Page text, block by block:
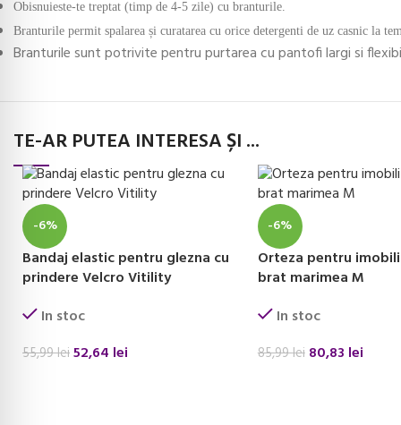
Obisnuieste-te treptat (timp de 4-5 zile) cu branturile.
Branturile permit spalarea și curatarea cu orice detergenti de uz casnic la
Branturile sunt potrivite pentru purtarea cu pantofi largi si
TE-AR PUTEA INTERESA ȘI ...
-6%
Bandaj elastic pentru glezna cu
prindere Velcro Vitility
In stoc
55,99lei52,64 lei
-6%
Orteza pentru
brat marimea M
In stoc
85,99lei 80,83 lei